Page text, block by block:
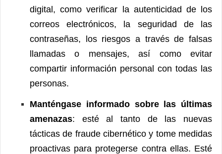
digital, como verificar la autenticidad de los
correos electrónicos, la seguridad de las
contraseñas, los riesgos a través de falsas
llamadas o mensajes, así como evitar
compartir información personal con todas las
personas.
Manténgase informado sobre las últimas
amenazas: esté al tanto de las nuevas
tácticas de fraude cibernético y tome medidas
proactivas para protegerse contra ellas. Esté